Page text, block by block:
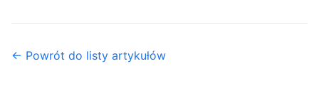
← Powrót do listy artykułów